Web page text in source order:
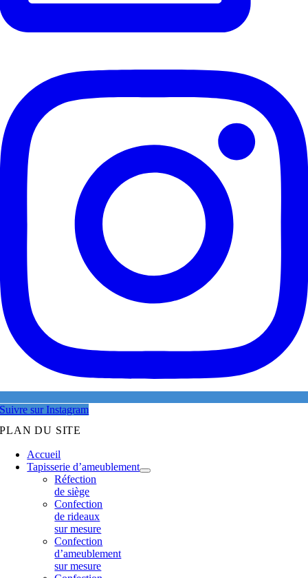
Suivre sur Instagram
PLAN DU SITE
Accueil
Tapisserie d’ameublement
Réfection
de siège
Confection
de rideaux
sur mesure
Confection
d’ameublement
sur mesure